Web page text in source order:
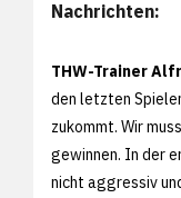
Nachrichten:
THW-Trainer
den letzten
zukommt. Wir
gewinnen. In der
nicht aggressiv